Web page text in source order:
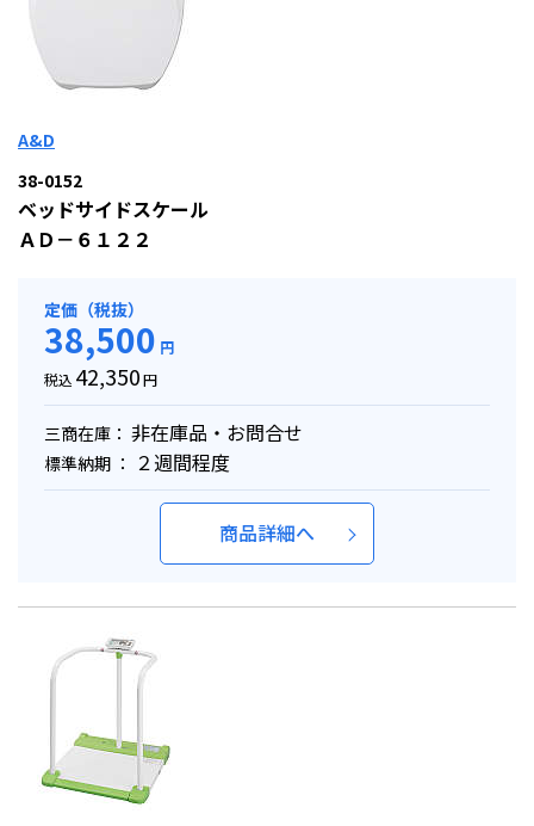
A&D
38-0152
ベッドサイドスケール
ＡＤ－６１２２
定価（税抜）
38,500 円
税込 42,350円
三商在庫： 非在庫品・お問合せ
標準納期 ： ２週間程度
商品詳細へ